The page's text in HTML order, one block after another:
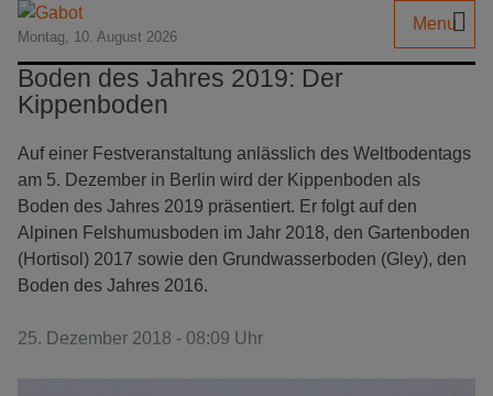
Montag, 10. August 2026
Menu
Boden des Jahres 2019: Der
Kippenboden
Auf einer Festveranstaltung anlässlich des Weltbodentags
am 5. Dezember in Berlin wird der Kippenboden als
Boden des Jahres 2019 präsentiert. Er folgt auf den
Alpinen Felshumusboden im Jahr 2018, den Gartenboden
(Hortisol) 2017 sowie den Grundwasserboden (Gley), den
Boden des Jahres 2016.
25. Dezember 2018 - 08:09 Uhr